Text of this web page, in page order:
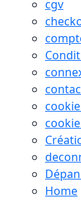
cgv
Home